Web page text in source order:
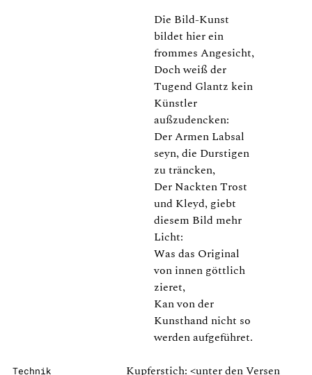
Die Bild-Kunst
bildet hier ein
frommes Angesicht,
Doch weiß der
Tugend Glantz kein
Künstler
außzudencken:
Der Armen Labsal
seyn, die Durstigen
zu träncken,
Der Nackten Trost
und Kleyd, giebt
diesem Bild mehr
Licht:
Was das Original
von innen göttlich
zieret,
Kan von der
Kunsthand nicht so
werden aufgeführet.
Technik Kupferstich: <unter den Versen